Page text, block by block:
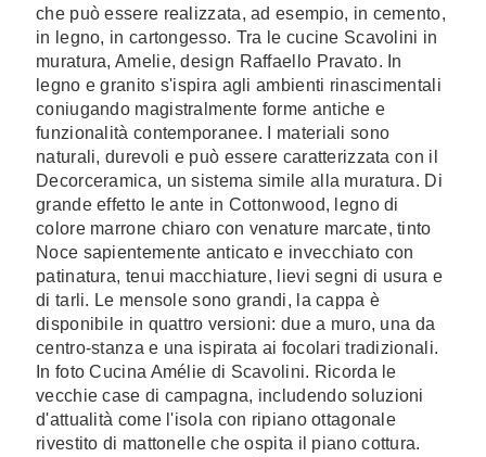
che può essere realizzata, ad esempio, in cemento,
in legno, in cartongesso. Tra le cucine Scavolini in
muratura, Amelie, design Raffaello Pravato. In
legno e granito s'ispira agli ambienti rinascimentali
coniugando magistralmente forme antiche e
funzionalità contemporanee. I materiali sono
naturali, durevoli e può essere caratterizzata con il
Decorceramica, un sistema simile alla muratura. Di
grande effetto le ante in Cottonwood, legno di
colore marrone chiaro con venature marcate, tinto
Noce sapientemente anticato e invecchiato con
patinatura, tenui macchiature, lievi segni di usura e
di tarli. Le mensole sono grandi, la cappa è
disponibile in quattro versioni: due a muro, una da
centro-stanza e una ispirata ai focolari tradizionali.
In foto Cucina Amélie di Scavolini. Ricorda le
vecchie case di campagna, includendo soluzioni
d'attualità come l'isola con ripiano ottagonale
rivestito di mattonelle che ospita il piano cottura.